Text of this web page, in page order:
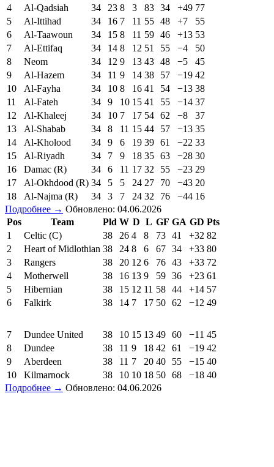
4
Al-Qadsiah 34 23 8 3 83 34 +49 77
5
Al-Ittihad 34 16 7 11 55 48 +7
55
6
Al-Taawoun 34 15 8 11 59 46 +13 53
7
Al-Ettifaq 34 14 8 12 51 55 −4
50
8
Neom 34 12 9 13 43 48 −5
45
9
Al-Hazem 34 11 9 14 38 57 −19 42
10
Al-Fayha 34 10 8 16 41 54 −13 38
11
Al-Fateh 34 9 10 15 41 55 −14 37
12
Al-Khaleej 34 10 7 17 54 62 −8
37
13
Al-Shabab 34 8 11 15 44 57 −13 35
14
Al-Kholood 34 9 6 19 39 61 −22 33
15
Al-Riyadh 34 7 9 18 35 63 −28 30
16
Damac (R) 34 6 11 17 32 55 −23 29
17
Al-Okhdood (R) 34 5 5 24 27 70 −43 20
18
Al-Najma (R) 34 3 7 24 32 76 −44 16
Подробнее → Обновлено: 04.06.2026
Pos
Team Pld W D L GF GA GD Pts
1
Celtic (C) 38 26 4 8 73 41 +32 82
2
Heart of Midlothian 38 24 8 6 67 34 +33 80
3
Rangers 38 20 12 6 76 43 +33 72
4
Motherwell 38 16 13 9 59 36 +23 61
5
Hibernian 38 15 12 11 58 44 +14 57
6
Falkirk 38 14 7 17 50 62 −12 49
7 Dundee United 38 10 15 13 49 60 −11 45
8
Dundee 38 11 9 18 42 61 −19 42
9
Aberdeen 38 11 7 20 40 55 −15 40
10
Kilmarnock 38 10 10 18 50 68 −18 40
Подробнее → Обновлено: 04.06.2026